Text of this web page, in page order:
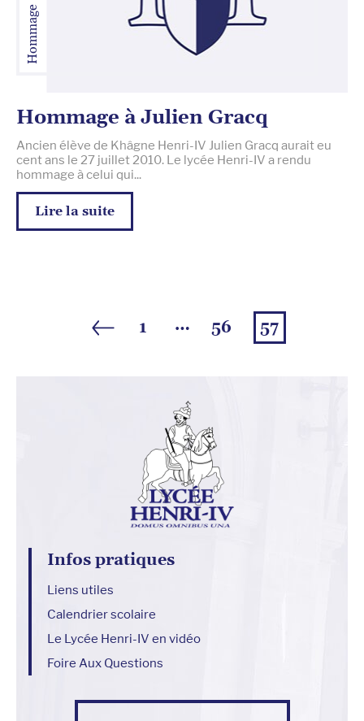
Hommage
Hommage à Julien Gracq
Ancien élève de Khâgne Henri-IV Julien Gracq aurait eu
cent ans le 27 juillet 2010. Le lycée Henri-IV a rendu
hommage à celui qui...
Lire la suite
1 … 56 57
Infos pratiques
Liens utiles
Calendrier scolaire
Le Lycée Henri-IV en vidéo
Foire Aux Questions